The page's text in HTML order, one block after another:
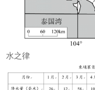
水之律